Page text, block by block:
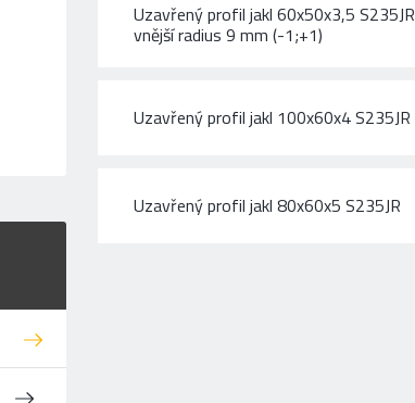
Uzavřený profil jakl 60x50x3,5 S235JR
vnější radius 9 mm (-1;+1)
Uzavřený profil jakl 100x60x4 S235JR
Uzavřený profil jakl 80x60x5 S235JR